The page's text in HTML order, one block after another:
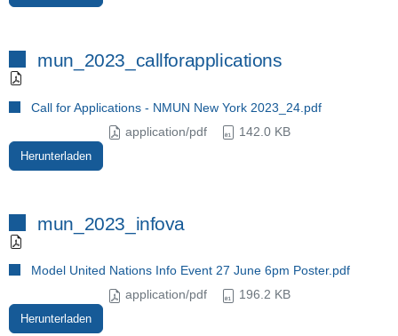
mun_2023_callforapplications
Call for Applications - NMUN New York 2023_24.pdf
application/pdf
142.0 KB
Herunterladen
mun_2023_infova
Model United Nations Info Event 27 June 6pm Poster.pdf
application/pdf
196.2 KB
Herunterladen